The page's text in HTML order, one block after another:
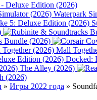
Deluxe Edition (2026)
Waterpark
Bundle (2026)
Mall
Docked:
The Alley (2026)
(2026)
» Игры 2022 года »